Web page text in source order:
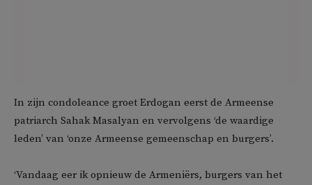
In zijn condoleance groet Erdogan eerst de Armeense
patriarch Sahak Masalyan en vervolgens ‘de waardige
leden’ van ‘onze Armeense gemeenschap en burgers’.
‘Vandaag eer ik opnieuw de Armeniërs, burgers van het